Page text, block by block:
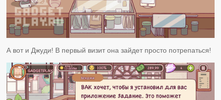
А вот и Джуди! В первый визит она зайдет просто потрепаться!